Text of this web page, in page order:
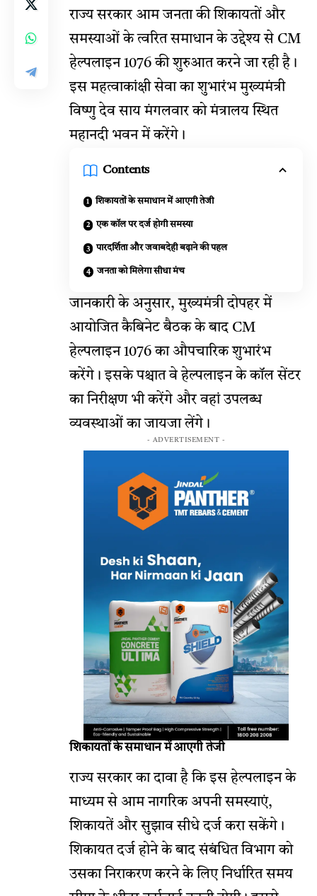
राज्य सरकार आम जनता की शिकायतों और
समस्याओं के त्वरित समाधान के उद्देश्य से CM
हेल्पलाइन 1076 की शुरुआत करने जा रही है।
इस महत्वाकांक्षी सेवा का शुभारंभ मुख्यमंत्री
विष्णु देव साय मंगलवार को मंत्रालय स्थित
महानदी भवन में करेंगे।
Contents
शिकायतों के समाधान में आएगी तेजी
एक कॉल पर दर्ज होगी समस्या
पारदर्शिता और जवाबदेही बढ़ाने की पहल
जनता को मिलेगा सीधा मंच
जानकारी के अनुसार, मुख्यमंत्री दोपहर में
आयोजित कैबिनेट बैठक के बाद CM
हेल्पलाइन 1076 का औपचारिक शुभारंभ
करेंगे। इसके पश्चात वे हेल्पलाइन के कॉल सेंटर
का निरीक्षण भी करेंगे और वहां उपलब्ध
व्यवस्थाओं का जायजा लेंगे।
- ADVERTISEMENT -
शिकायतों के समाधान में आएगी तेजी
राज्य सरकार का दावा है कि इस हेल्पलाइन के
माध्यम से आम नागरिक अपनी समस्याएं,
शिकायतें और सुझाव सीधे दर्ज करा सकेंगे।
शिकायत दर्ज होने के बाद संबंधित विभाग को
उसका निराकरण करने के लिए निर्धारित समय